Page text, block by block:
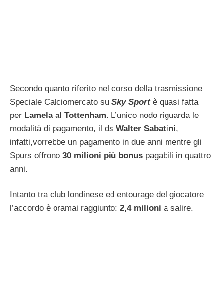
Secondo quanto riferito nel corso della trasmissione
Speciale Calciomercato su Sky Sportè quasi fatta
per Lamela al Tottenham. L’unico nodo riguarda le
modalità di pagamento, il ds Walter Sabatini,
infatti,vorrebbe un pagamento in due anni mentre gli
Spurs offrono 30 milioni più bonus pagabili in quattro
anni.
Intanto tra club londinese ed entourage del giocatore
l’accordo è oramai raggiunto: 2,4 milioni a salire.